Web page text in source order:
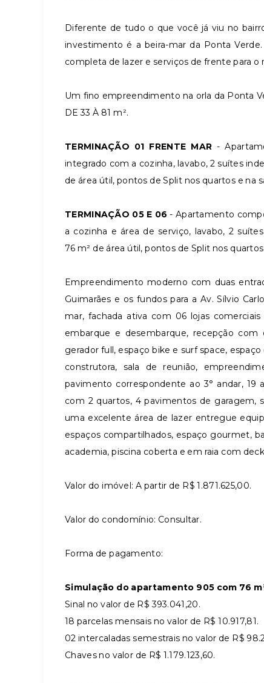
Diferente de tudo o que você já viu no
investimento é a beira-mar da Ponta
completa de lazer e serviços de frente para o
Um fino empreendimento na orla da Ponta
DE 33 À 81 m².
TERMINAÇÃO 01 FRENTE MAR -
integrado com a cozinha, lavabo, 2 suítes
de área útil, pontos de Split nos quartos e na
TERMINAÇÃO 05 E 06- Apartamento
a cozinha e área de serviço, lavabo, 2
76 m² de área útil, pontos de Split nos
Empreendimento moderno com duas
Guimarães e os fundos para a Av. Sílvio
mar, fachada ativa com 06 lojas
embarque e desembarque, recepção
gerador full, espaço bike e surf space,
construtora, sala de reunião,
pavimento correspondente ao 3° andar, 19
com 2 quartos, 4 pavimentos de garagem,
uma excelente área de lazer entregue
espaços compartilhados, espaço gourmet,
academia, piscina coberta e em raia com
Valor do imóvel: A partir de R$ 1.871.625,00.
Valor do condomínio: Consultar.
Forma de pagamento:
Simulação do apartamento 905 com 76
Sinal no valor de R$ 393.041,20.
18 parcelas mensais no valor de R$ 10.917,81.
02 intercaladas semestrais no valor de R$
Chaves no valor de R$ 1.179.123,60.